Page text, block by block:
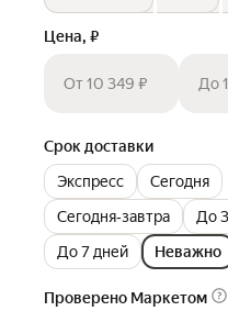
Цена, ₽
От 10 349 ₽ До
Срок доставки
Экспресс
Сегодня
Сегодня‐завтра
До
До 7 дней
Неважно
Проверено Маркетом